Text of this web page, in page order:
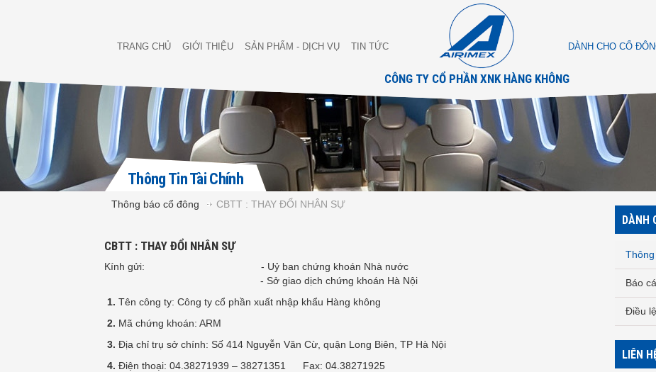
CÔNG TY CỔ PHẦN XNK HÀNG KHÔNG
TRANG CHỦ GIỚI THIỆU SẢN PHẨM - DỊCH VỤ TIN TỨC DÀNH CHO CỔ
Thông Tin Tài Chính
Thông báo cổ đông CBTT : THAY ĐỔI NHÂN SỰ
CBTT : THAY ĐỔI NHÂN SỰ
Kính gửi: - Uỷ ban chứng khoán Nhà nước
- Sở giao dịch chứng khoán Hà Nội
1. Tên công ty: Công ty cổ phần xuất nhập khẩu Hàng không
2. Mã chứng khoán: ARM
3. Địa chỉ trụ sở chính: Số 414 Nguyễn Văn Cừ, quận Long Biên, TP Hà Nội
4. Điện thoại: 04.38271939 – 38271351 Fax: 04.38271925
DÀNH
Báo
Điều
LIÊN